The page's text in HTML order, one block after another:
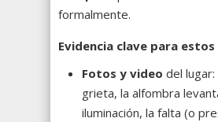
formalmente.
Evidencia clave para estos
Fotos y video del lugar:
grieta, la alfombra
iluminación, la falta (o